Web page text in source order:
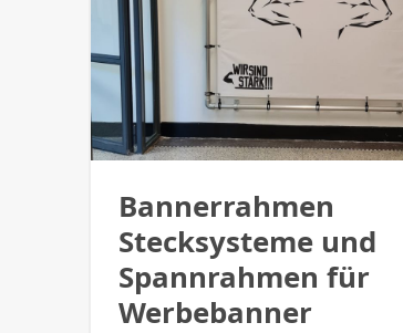
Bannerrahmen
Stecksysteme und
Spannrahmen für
Werbebanner